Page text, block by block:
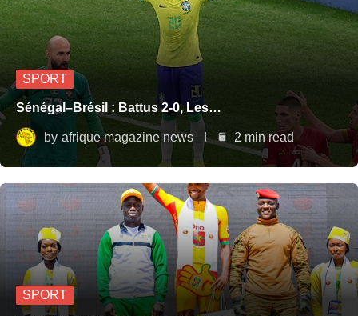
SPORT
Sénégal–Brésil : Battus 2-0, Les…
by afrique magazine news 2 min read
SPORT